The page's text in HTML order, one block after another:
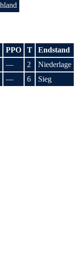
PPO T
Endstand
— 2
Niederlage
— 6 Sieg